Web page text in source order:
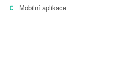
Mobilní aplikace